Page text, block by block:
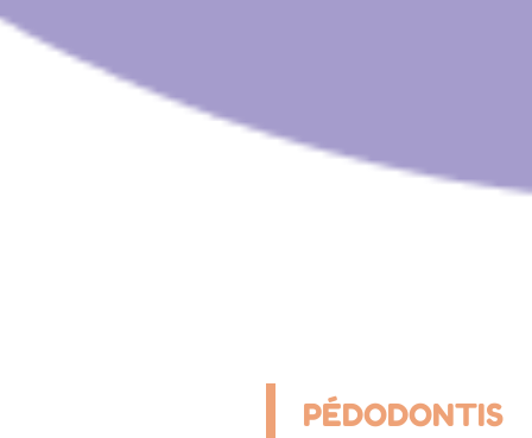
PÉDODONTIS